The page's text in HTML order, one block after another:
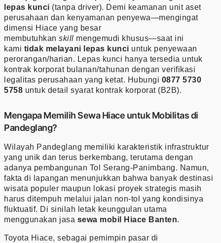
lepas kunci (tanpa driver). Demi keamanan unit aset
perusahaan dan kenyamanan penyewa—mengingat
dimensi Hiace yang besar
membutuhkan skill mengemudi khusus—saat ini
kami tidak melayani lepas kunci untuk penyewaan
perorangan/harian. Lepas kunci hanya tersedia untuk
kontrak korporat bulanan/tahunan dengan verifikasi
legalitas perusahaan yang ketat. Hubungi 0877 5730
5758 untuk detail syarat kontrak korporat (B2B).
Mengapa Memilih Sewa Hiace untuk Mobilitas di
Pandeglang?
Wilayah Pandeglang memiliki karakteristik infrastruktur
yang unik dan terus berkembang, terutama dengan
adanya pembangunan Tol Serang-Panimbang. Namun,
fakta di lapangan menunjukkan bahwa banyak destinasi
wisata populer maupun lokasi proyek strategis masih
harus ditempuh melalui jalan non-tol yang kondisinya
fluktuatif. Di sinilah letak keunggulan utama
menggunakan jasa sewa mobil Hiace Banten.
Toyota Hiace, sebagai pemimpin pasar di